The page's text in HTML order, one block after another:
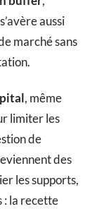
aussi
marché sans
, même
limiter les
de
des
les supports,
: la recette